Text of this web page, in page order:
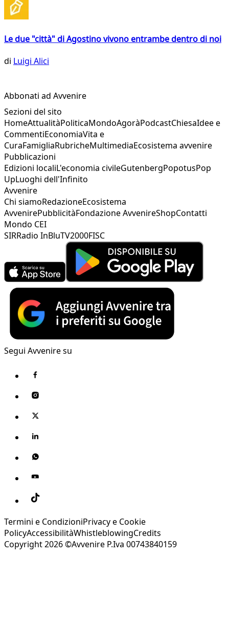
Le due "città" di Agostino vivono entrambe dentro di noi
di Luigi Alici
Abbonati ad Avvenire
Sezioni del sito
HomeAttualitàPoliticaMondoAgoràPodcastChiesaIdee e
CommentiEconomiaVita e
CuraFamigliaRubricheMultimediaEcosistema avvenire
Pubblicazioni
Edizioni localiL'economia civileGutenbergPopotusPop
UpLuoghi dell'Infinito
Avvenire
Chi siamoRedazioneEcosistema
AvvenirePubblicitàFondazione AvvenireShopContatti
Mondo CEI
SIRRadio InBluTV2000FISC
Segui Avvenire su
Termini e CondizioniPrivacy e Cookie
PolicyAccessibilitàWhistleblowingCredits
Copyright 2026 ©Avvenire P.Iva 00743840159